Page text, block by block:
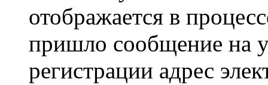
отображается в
пришло сообщение на
регистрации адрес